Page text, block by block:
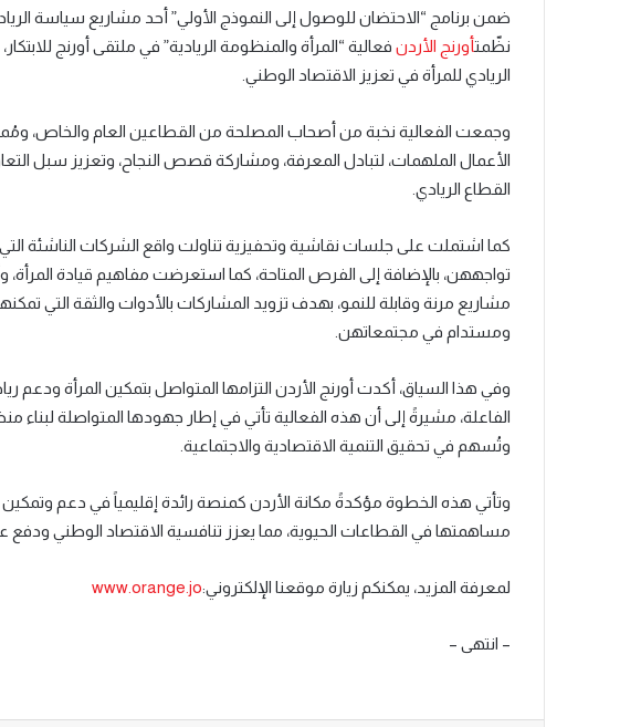
ضمن برنامج “الاحتضان للوصول إلى النموذج الأولي” أحد مشاريع سياسة
نظّمتأورنج الأردن فعالية “المرأة والمنظومة الريادية” في ملتقى أورنج
الريادي للمرأة في تعزيز الاقتصاد الوطني.
وجمعت الفعالية نخبة من أصحاب المصلحة من القطاعين العام والخاص،
الأعمال الملهمات، لتبادل المعرفة، ومشاركة قصص النجاح، وتعزيز سبل
القطاع الريادي.
كما اشتملت على جلسات نقاشية وتحفيزية تناولت واقع الشركات الناشئة التي
تواجههن، بالإضافة إلى الفرص المتاحة، كما استعرضت مفاهيم قيادة المرأة،
مشاريع مرنة وقابلة للنمو، بهدف تزويد المشاركات بالأدوات والثقة التي
ومستدام في مجتمعاتهن.
وفي هذا السياق، أكدت أورنج الأردن التزامها المتواصل بتمكين المرأة ودعم
الفاعلة، مشيرةً إلى أن هذه الفعالية تأتي في إطار جهودها المتواصلة لبناء
وتُسهم في تحقيق التنمية الاقتصادية والاجتماعية.
وتأتي هذه الخطوة مؤكدةً مكانة الأردن كمنصة رائدة إقليمياً في دعم وتمكين
مساهمتها في القطاعات الحيوية، مما يعزز تنافسية الاقتصاد الوطني ودفع
لمعرفة المزيد، يمكنكم زيارة موقعنا الإلكتروني:www.orange.jo
– انتهى –